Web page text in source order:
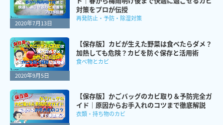
2020年7月13日
対策をプロが伝授
再発防止・予防・除湿対策
2020年9月5日
【保存版】カビが生えた野菜は食べたらダメ？
加熱しても危険？カビを防ぐ保存と活用術
食べ物とカビ
【保存版】かごバッグのカビ取り＆予防完全ガ
イド｜原因からお手入れのコツまで徹底解説
衣類・持ち物のカビ